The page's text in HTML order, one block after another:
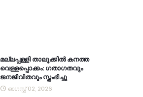
മല്ലപ്പള്ളി താലൂക്കിൽ കനത്ത
വെള്ളപ്പൊക്കം: ഗതാഗതവും
ജനജീവിതവും സ്തംഭിച്ചു
ഓഗസ്റ്റ് 02, 2026